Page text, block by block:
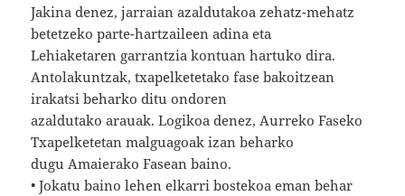
Jakina denez, jarraian azaldutakoa zehatz-mehatz
betetzeko parte-hartzaileen adina eta
Lehiaketaren garrantzia kontuan hartuko dira.
Antolakuntzak, txapelketetako fase bakoitzean
irakatsi beharko ditu ondoren
azaldutako arauak. Logikoa denez, Aurreko Faseko
Txapelketetan malguagoak izan beharko
dugu Amaierako Fasean baino.
• Jokatu baino lehen elkarri bostekoa eman behar